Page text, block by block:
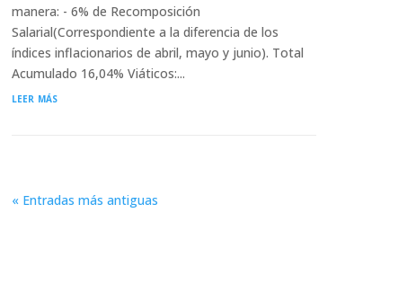
manera: - 6% de Recomposición
Salarial(Correspondiente a la diferencia de los
índices inflacionarios de abril, mayo y junio). Total
Acumulado 16,04% Viáticos:...
leer más
« Entradas más antiguas